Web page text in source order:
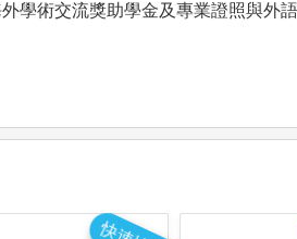
學術交流獎助學金及專業證照與外